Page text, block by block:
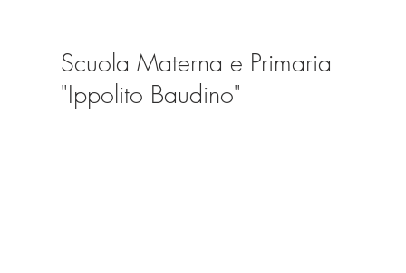
Scuola Materna e Primaria
"Ippolito Baudino"